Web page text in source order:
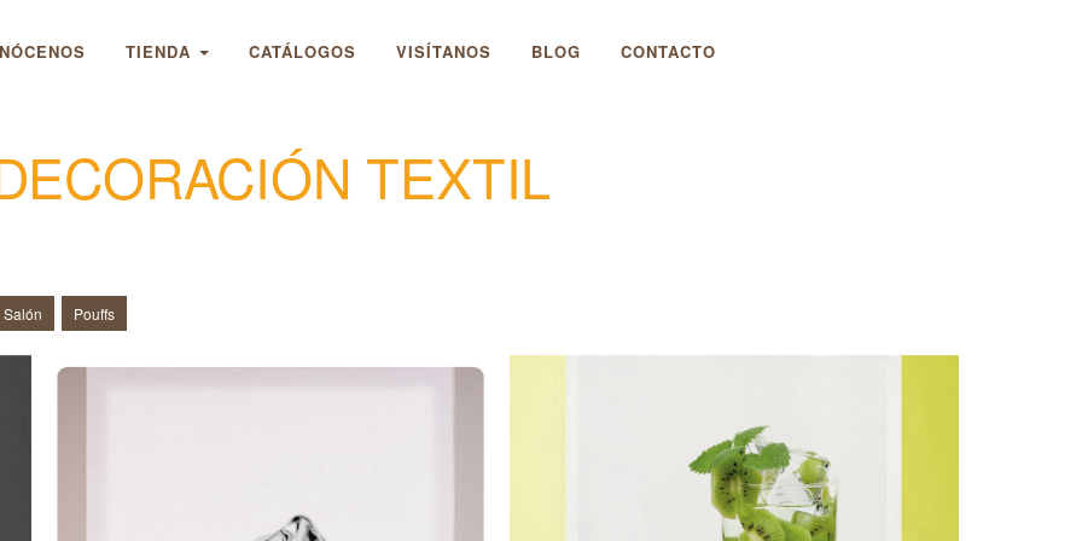
TIENDA CATÁLOGOS VISÍTANOS BLOG CONTACTO
TEXTIL
Salón Pouffs
CORTINA DE COCINA 10